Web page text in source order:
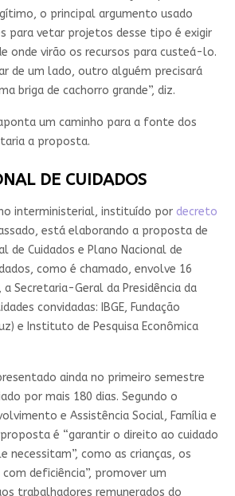
o principal argumento usado
para vetar projetos desse tipo é exigir
onde virão os recursos para custeá-lo.
de um lado, outro alguém precisará
briga de cachorro grande”, diz.
um caminho para a fonte dos
a proposta.
DE CUIDADOS
interministerial, instituído por decreto
está elaborando a proposta de
de Cuidados e Plano Nacional de
como é chamado, envolve 16
Secretaria-Geral da Presidência da
convidadas: IBGE, Fundação
e Instituto de Pesquisa Econômica
ainda no primeiro semestre
por mais 180 dias. Segundo o
e Assistência Social, Família e
é “garantir o direito ao cuidado
necessitam”, como as crianças, os
deficiência”, promover um
trabalhadores remunerados do